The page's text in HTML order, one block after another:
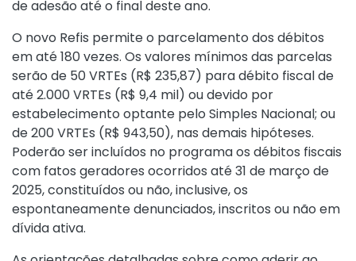
de adesão até o final deste ano.
O novo Refis permite o parcelamento dos débitos
em até 180 vezes. Os valores mínimos das parcelas
serão de 50 VRTEs (R$ 235,87) para débito fiscal de
até 2.000 VRTEs (R$ 9,4 mil) ou devido por
estabelecimento optante pelo Simples Nacional; ou
de 200 VRTEs (R$ 943,50), nas demais hipóteses.
Poderão ser incluídos no programa os débitos fiscais
com fatos geradores ocorridos até 31 de março de
2025, constituídos ou não, inclusive, os
espontaneamente denunciados, inscritos ou não em
dívida ativa.